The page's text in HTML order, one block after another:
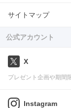
サイトマップ
公式アカウント
X
プレゼント企画や期間
Instagram